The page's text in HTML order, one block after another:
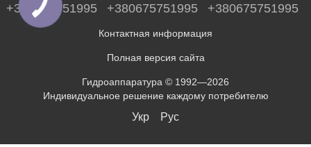
+380675751995 +380675751995 +380675751995
Контактная информация
Полная версия сайта
Гидроаппаратура © 1992—2026
Индивидуальное решение каждому потребителю
Укр Рус